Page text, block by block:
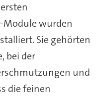
wurden
Sie gehörten
bei der
und
die feinen